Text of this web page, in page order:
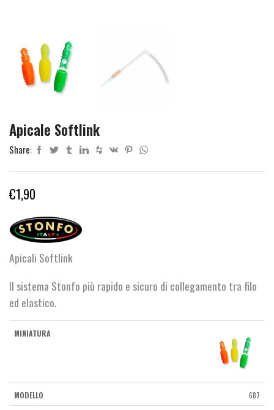
Apicale Softlink
Share:
€1,90
Apicali Softlink
Il sistema Stonfo più rapido e sicuro di collegamento tra filo
ed elastico.
687